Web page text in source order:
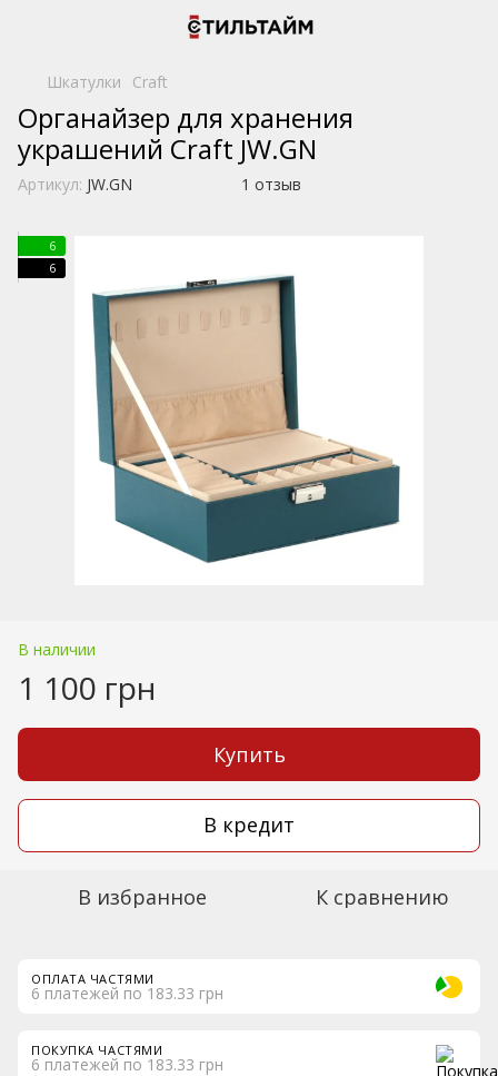
Шкатулки Craft
Органайзер для хранения
украшений Craft JW.GN
Артикул: JW.GN 1 отзыв
6
6
В наличии
1 100 грн
Купить
В кредит
В избранное К сравнению
ОПЛАТА ЧАСТЯМИ
6 платежей по 183.33 грн
ПОКУПКА ЧАСТЯМИ
6 платежей по 183.33 грн